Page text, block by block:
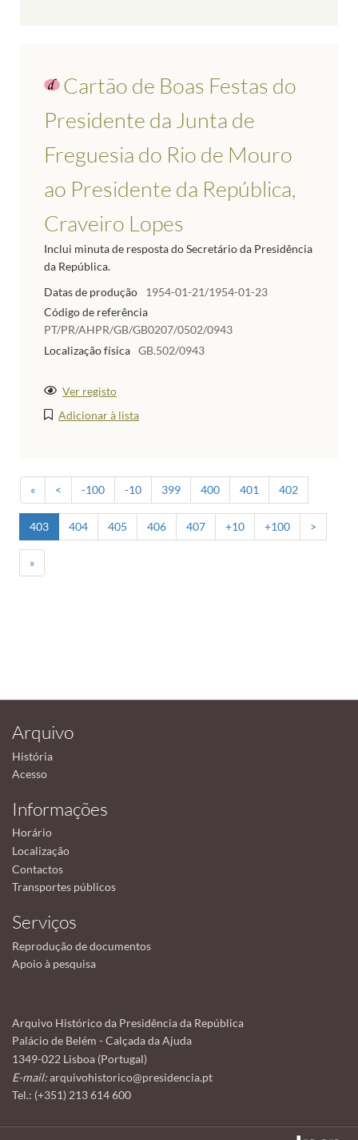
Cartão de Boas Festas do
Presidente da Junta de
Freguesia do Rio de Mouro
ao Presidente da República,
Craveiro Lopes
Inclui minuta de resposta do Secretário da Presidência
da República.
Datas de produção
1954-01-21/1954-01-23
Código de referência
PT/PR/AHPR/GB/GB0207/0502/0943
Localização física GB.502/0943
Ver registo
Adicionar à lista
« < -100 -10 399 400 401 402
403 404 405 406 407 +10 +100 >
»
Arquivo
História
Acesso
Informações
Horário
Localização
Contactos
Transportes públicos
Serviços
Reprodução de documentos
Apoio à pesquisa
Arquivo Histórico da Presidência da República
Palácio de Belém - Calçada da Ajuda
1349-022 Lisboa (Portugal)
E-mail:arquivohistorico@presidencia.pt
Tel.: (+351) 213 614 600